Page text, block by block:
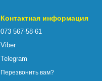
Контактная информация
073 567-58-61
Viber
Telegram
Перезвонить вам?